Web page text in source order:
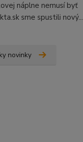
náplne nemusí byť
sme spustili nový...
novinky